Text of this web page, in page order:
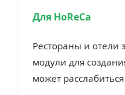
Для HoReCa
Рестораны и отели
модули для
может